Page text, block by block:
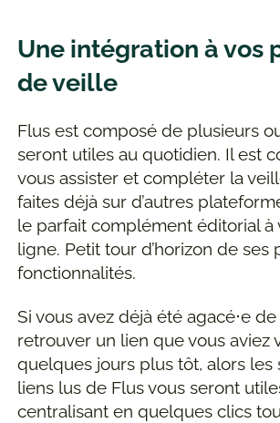
Une intégration à vos
de veille
Flus est composé de plusieurs
seront utiles au quotidien. Il est
vous assister et compléter la
faites déjà sur d’autres
le parfait complément éditorial à
ligne. Petit tour d’horizon de ses
fonctionnalités.
Si vous avez déjà été agacé⋅e
retrouver un lien que vous aviez
quelques jours plus tôt, alors les
liens lus de Flus vous seront
centralisant en quelques clics